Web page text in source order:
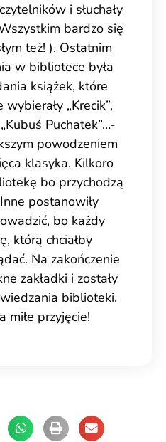
i słuchały
bardzo się
też! ). Ostatnim
w bibliotece była
książek, które
„Krecik”,
Puchatek”…-
powodzeniem
klasyka. Kilkoro
bo przychodzą
postanowiły
bo każdy
którą chciałby
Na zakończenie
zakładki i zostały
biblioteki.
miłe przyjęcie!